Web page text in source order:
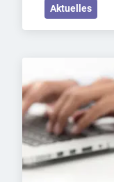
Aktuelles